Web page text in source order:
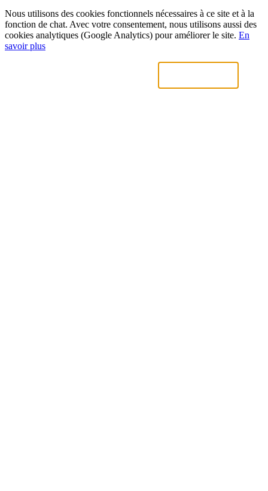
Nous utilisons des cookies fonctionnels nécessaires à ce site et à la
fonction de chat. Avec votre consentement, nous utilisons aussi des
cookies analytiques (Google Analytics) pour améliorer le site. En
savoir plus